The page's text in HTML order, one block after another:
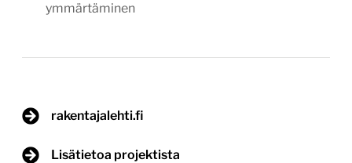
ymmärtäminen
rakentajalehti.fi
Lisätietoa projektista